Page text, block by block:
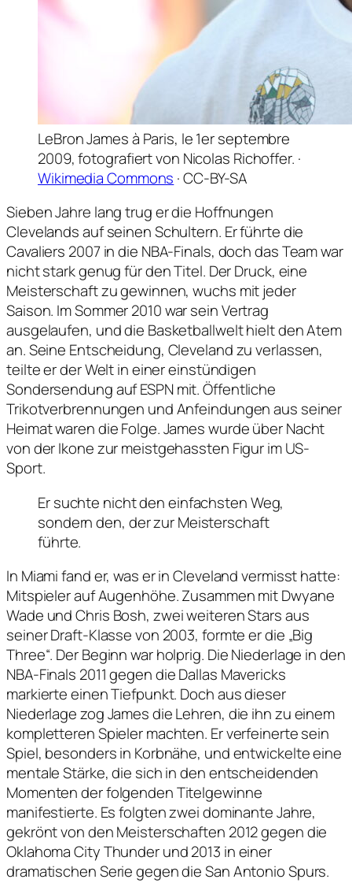
LeBron James à Paris, le 1er septembre
2009, fotografiert von Nicolas Richoffer. ·
Wikimedia Commons · CC-BY-SA
Sieben Jahre lang trug er die Hoffnungen
Clevelands auf seinen Schultern. Er führte die
Cavaliers 2007 in die NBA-Finals, doch das Team war
nicht stark genug für den Titel. Der Druck, eine
Meisterschaft zu gewinnen, wuchs mit jeder
Saison. Im Sommer 2010 war sein Vertrag
ausgelaufen, und die Basketballwelt hielt den Atem
an. Seine Entscheidung, Cleveland zu verlassen,
teilte er der Welt in einer einstündigen
Sondersendung auf ESPN mit. Öffentliche
Trikotverbrennungen und Anfeindungen aus seiner
Heimat waren die Folge. James wurde über Nacht
von der Ikone zur meistgehassten Figur im US-
Sport.
Er suchte nicht den einfachsten Weg,
sondern den, der zur Meisterschaft
führte.
In Miami fand er, was er in Cleveland vermisst hatte:
Mitspieler auf Augenhöhe. Zusammen mit Dwyane
Wade und Chris Bosh, zwei weiteren Stars aus
seiner Draft-Klasse von 2003, formte er die „Big
Three“. Der Beginn war holprig. Die Niederlage in den
NBA-Finals 2011 gegen die Dallas Mavericks
markierte einen Tiefpunkt. Doch aus dieser
Niederlage zog James die Lehren, die ihn zu einem
kompletteren Spieler machten. Er verfeinerte sein
Spiel, besonders in Korbnähe, und entwickelte eine
mentale Stärke, die sich in den entscheidenden
Momenten der folgenden Titelgewinne
manifestierte. Es folgten zwei dominante Jahre,
gekrönt von den Meisterschaften 2012 gegen die
Oklahoma City Thunder und 2013 in einer
dramatischen Serie gegen die San Antonio Spurs.